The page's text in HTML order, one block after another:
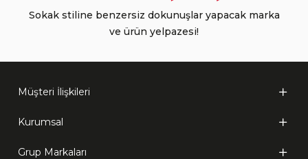
Sokak stiline benzersiz dokunuşlar yapacak marka
ve ürün yelpazesi!
Müşteri İlişkileri
Kurumsal
Grup Markaları